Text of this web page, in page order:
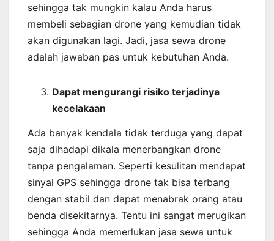
sehingga tak mungkin kalau Anda harus
membeli sebagian drone yang kemudian tidak
akan digunakan lagi. Jadi, jasa sewa drone
adalah jawaban pas untuk kebutuhan Anda.
Dapat mengurangi risiko terjadinya
kecelakaan
Ada banyak kendala tidak terduga yang dapat
saja dihadapi dikala menerbangkan drone
tanpa pengalaman. Seperti kesulitan mendapat
sinyal GPS sehingga drone tak bisa terbang
dengan stabil dan dapat menabrak orang atau
benda disekitarnya. Tentu ini sangat merugikan
sehingga Anda memerlukan jasa sewa untuk